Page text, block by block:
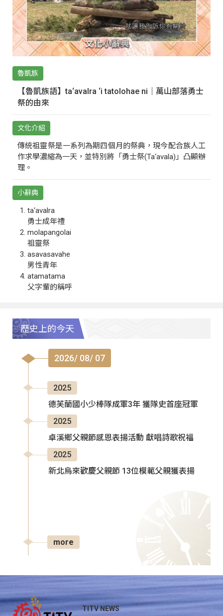
魯凱族
【魯凱族語】ta‘avalra ‘i tatolohae ni｜萬山部落勇士
祭的由來
文化介紹
傳統祖靈祭是一系列為期四個月的祭典，現今配合族人工
作求學濃縮為一天，並特別將「勇士祭(Ta‘avala)」凸顯辦
理。
小辭典
ta‘avalra
勇士成年禮
molapangolai
祖靈祭
asavasavahe
男性青年
atamatama
父字輩的稱呼
歷史上的今天
2026/ 08/ 07
2025
德芙蘭國小少棒隊成軍3年 獲隊史首座冠軍
2025
卓溪鄉父親節感恩表揚活動 獻唱詩歌祝福
2025
新北烏來歡慶父親節 13位模範父親獲表揚
more
TITV NEWS